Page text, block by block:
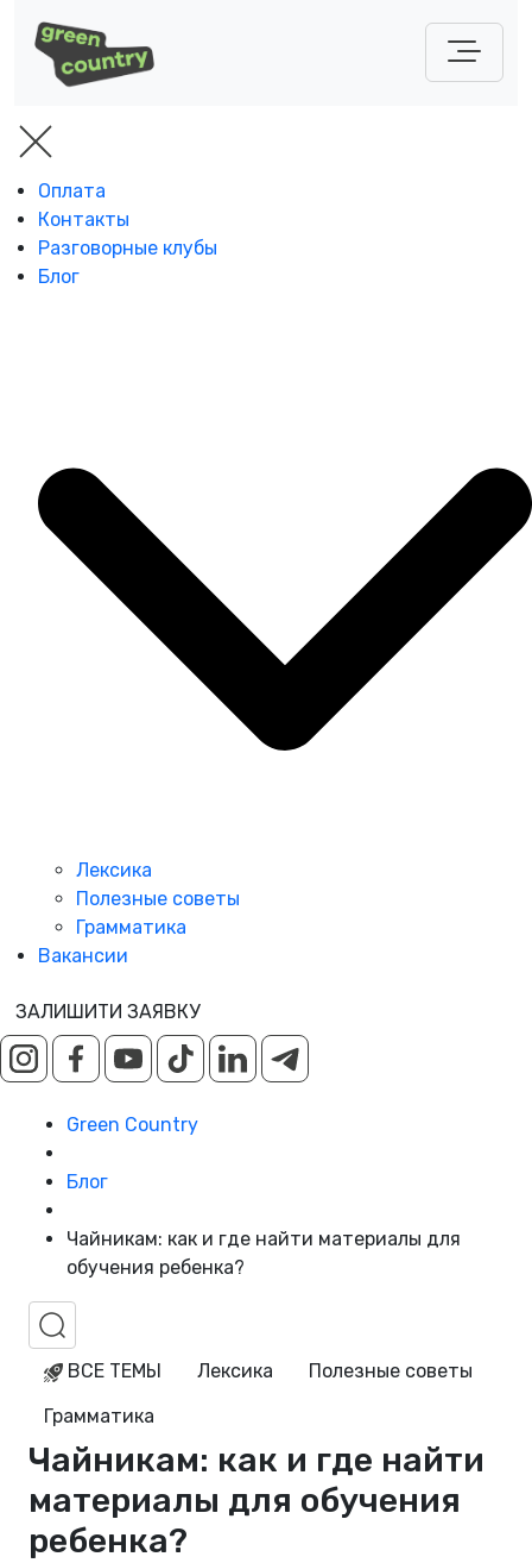
Оплата
Контакты
Разговорные клубы
Блог
Лексика
Полезные советы
Грамматика
Вакансии
ЗАЛИШИТИ ЗАЯВКУ
Green Country
Блог
Чайникам: как и где найти материалы для
обучения ребенка?
ВСЕ ТЕМЫ Лексика
Полезные советы
Грамматика
Чайникам: как и где найти
материалы для обучения
ребенка?